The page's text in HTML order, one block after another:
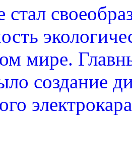
стал
мире.
создание